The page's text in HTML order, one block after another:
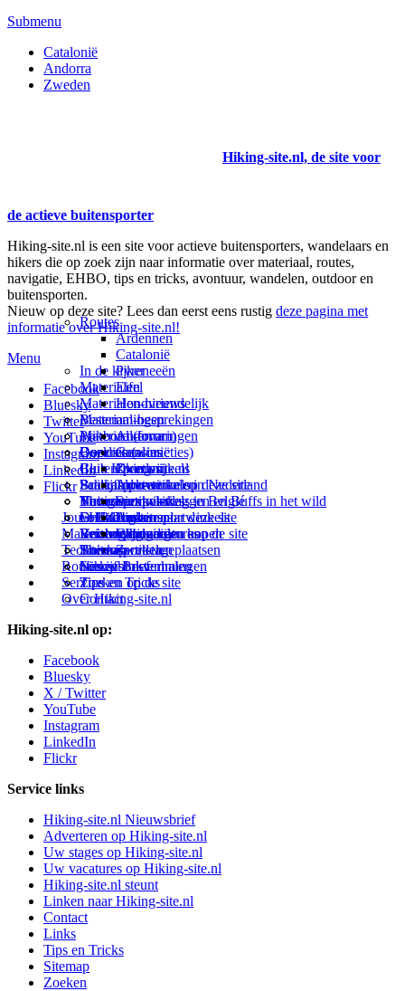
Submenu
Catalonië
Andorra
Zweden
Hiking-site.nl, de site voor
de actieve buitensporter
Hiking-site.nl is een site voor actieve buitensporters, wandelaars en
hikers die op zoek zijn naar informatie over materiaal, routes,
navigatie, EHBO, tips en tricks, avontuur, wandelen, outdoor en
buitensporten.
Nieuw op deze site? Lees dan eerst eens rustig deze pagina met
informatie over Hiking-site.nl!
Menu
Facebook
Bluesky
Twitter
YouTube
Instagram
LinkedIn
Flickr
Jouw Hiking-site.nl
Prikbord (forum)
Goodies (winacties)
Club Hiking-site.nl
Schrijfblok-artikelen
Virtuele exposities
Fotoalbums
Materialen: kiezen en kopen
In de kijker
Materialen
Materialen-nieuws
Materiaal-besprekingen
Materiaal-ervaringen
Boekrecensies
Buitensportwinkels
Buitensportwinkels in Nederland
Buitensportwinkels in Belgié
Online buitensportwinkels
Reisboekhandels
Technieken
Navigatie
EHBO
Verzorging
Thema-artikelen
Routes en Bestemmingen
Routes
Ardennen
Catalonië
Pyreneeën
Eifel
Hondvriendelijk
Bestemmingen
Andorra
Catalonië
Zweden
Paalkamperen
Thema-artikelen
Andorra
Catalonië
Zweden
Schrijfblokverhalen
Service
Buitensportvacatures
Buitensportstageplaatsen
Links
Tips en Tricks
Over Hiking-site.nl
Deze site
Over mij
Adverteren op deze site
Summit-vlaggen en Buffs in het wild
Linken naar deze site
Wijzigingen aan de site
Sitemap
Nieuwsbrief
Zoeken op de site
Contact
Hiking-site.nl op:
Facebook
Bluesky
X / Twitter
YouTube
Instagram
LinkedIn
Flickr
Service links
Hiking-site.nl Nieuwsbrief
Adverteren op Hiking-site.nl
Uw stages op Hiking-site.nl
Uw vacatures op Hiking-site.nl
Hiking-site.nl steunt
Linken naar Hiking-site.nl
Contact
Links
Tips en Tricks
Sitemap
Zoeken